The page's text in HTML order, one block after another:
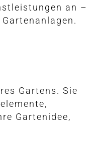
an –
Gartens. Sie
Gartenidee,